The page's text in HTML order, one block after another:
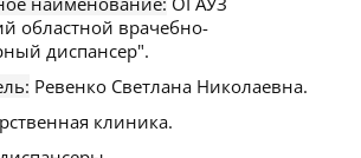
областной врачебно-
диспансер".
Ревенко Светлана Николаевна.
клиника.